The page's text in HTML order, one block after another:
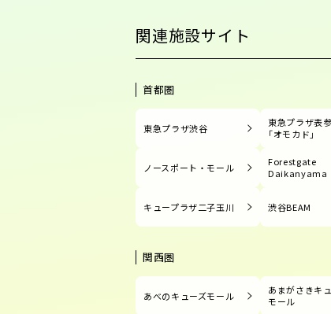
関連施設サイト
首都圏
東急プラザ渋谷
東急プラザ表
「オモカド」
ノースポート・モール
Forestgate
Daikanyama
キュープラザ二子玉川 渋谷BEAM
関西圏
あべのキューズモール
あまがさきキ
モール